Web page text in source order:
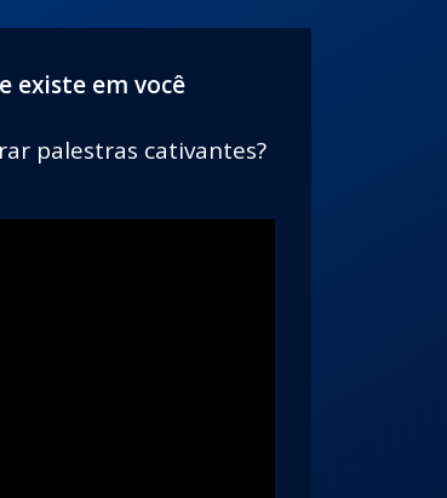
existe em você
palestras cativantes?